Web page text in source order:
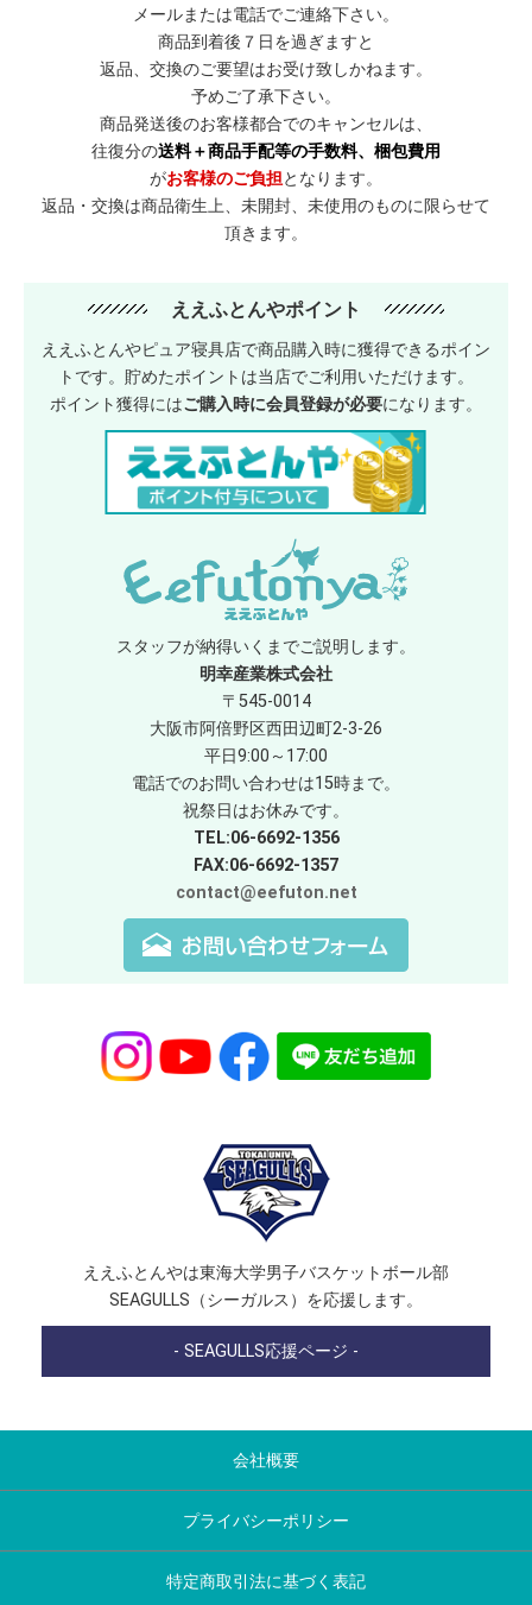
メールまたは電話でご連絡下さい。
商品到着後７日を過ぎますと
返品、交換のご要望はお受け致しかねます。
予めご了承下さい。
商品発送後のお客様都合でのキャンセルは、
往復分の送料＋商品手配等の手数料、梱包費用
がお客様のご負担となります。
返品・交換は商品衛生上、未開封、未使用のものに限らせて
頂きます。
ええふとんやポイント
ええふとんやピュア寝具店で商品購入時に獲得できるポイン
トです。貯めたポイントは当店でご利用いただけます。
ポイント獲得にはご購入時に会員登録が必要になります。
スタッフが納得いくまでご説明します。
明幸産業株式会社
〒545-0014
大阪市阿倍野区西田辺町2-3-26
平日9:00～17:00
電話でのお問い合わせは15時まで。
祝祭日はお休みです。
TEL:06-6692-1356
FAX:06-6692-1357
contact@eefuton.net
ええふとんやは東海大学男子バスケットボール部
SEAGULLS（シーガルス）を応援します。
- SEAGULLS応援ページ -
会社概要
プライバシーポリシー
特定商取引法に基づく表記